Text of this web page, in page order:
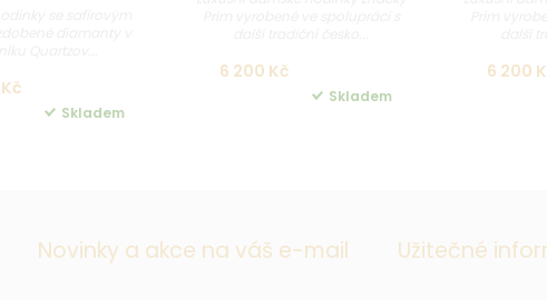
Skladem
6 200 Kč
Skladem
6 200
Novinky a akce na váš e-mail Užitečné